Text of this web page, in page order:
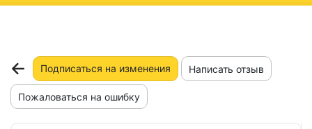
Подписаться на изменения Написать отзыв
Пожаловаться на ошибку